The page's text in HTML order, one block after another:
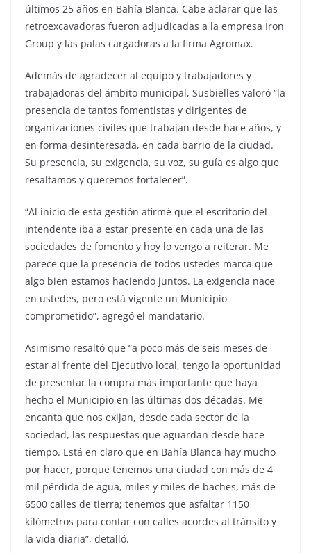
últimos 25 años en Bahía Blanca. Cabe aclarar que las
retroexcavadoras fueron adjudicadas a la empresa Iron
Group y las palas cargadoras a la firma Agromax.
Además de agradecer al equipo y trabajadores y
trabajadoras del ámbito municipal, Susbielles valoró “la
presencia de tantos fomentistas y dirigentes de
organizaciones civiles que trabajan desde hace años, y
en forma desinteresada, en cada barrio de la ciudad.
Su presencia, su exigencia, su voz, su guía es algo que
resaltamos y queremos fortalecer”.
“Al inicio de esta gestión afirmé que el escritorio del
intendente iba a estar presente en cada una de las
sociedades de fomento y hoy lo vengo a reiterar. Me
parece que la presencia de todos ustedes marca que
algo bien estamos haciendo juntos. La exigencia nace
en ustedes, pero está vigente un Municipio
comprometido”, agregó el mandatario.
Asimismo resaltó que “a poco más de seis meses de
estar al frente del Ejecutivo local, tengo la oportunidad
de presentar la compra más importante que haya
hecho el Municipio en las últimas dos décadas. Me
encanta que nos exijan, desde cada sector de la
sociedad, las respuestas que aguardan desde hace
tiempo. Está en claro que en Bahía Blanca hay mucho
por hacer, porque tenemos una ciudad con más de 4
mil pérdida de agua, miles y miles de baches, más de
6500 calles de tierra; tenemos que asfaltar 1150
kilómetros para contar con calles acordes al tránsito y
la vida diaria”, detalló.